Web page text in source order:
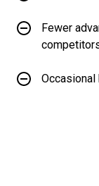
Fewer
Occasional